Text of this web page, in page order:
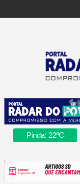
to
Pinda: 22ºC